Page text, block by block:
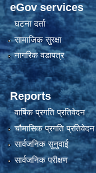
eGov services
घटना दर्ता
सामाजिक सुरक्षा
नागरिक वडापत्र
Reports
वार्षिक प्रगति प्रतिवेदन
चौमासिक प्रगति प्रतिवेदन
सार्वजनिक सुनुवाई
सार्वजनिक परीक्षण